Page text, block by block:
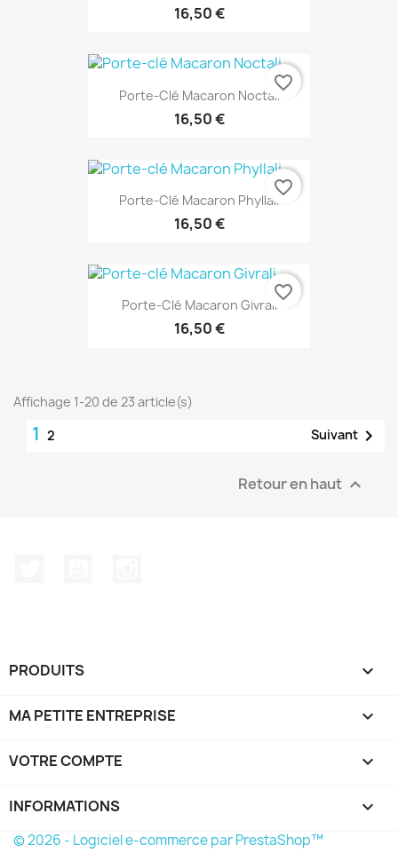
16,50 €
Porte-Clé Macaron Noctali
16,50 €
favorite_border
Porte-Clé Macaron Phyllali
16,50 €
favorite_border
Porte-Clé Macaron Givrali
16,50 €
favorite_border
Affichage 1-20 de 23 article(s)
1 2 Suivant 
Retour en haut 
PRODUITS 
MA PETITE ENTREPRISE 
VOTRE COMPTE 
INFORMATIONS keyboard_arrow_down
© 2026 - Logiciel e-commerce par PrestaShop™